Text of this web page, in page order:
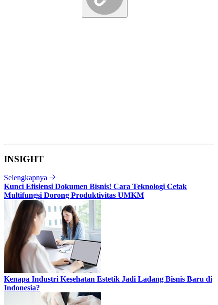
INSIGHT
Selengkapnya
Kunci Efisiensi Dokumen Bisnis! Cara Teknologi Cetak
Multifungsi Dorong Produktivitas UMKM
Kenapa Industri Kesehatan Estetik Jadi Ladang Bisnis Baru di
Indonesia?